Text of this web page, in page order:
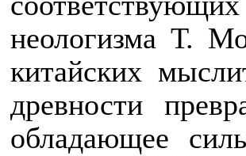
неологизма Т.
китайских
древности
обладающее